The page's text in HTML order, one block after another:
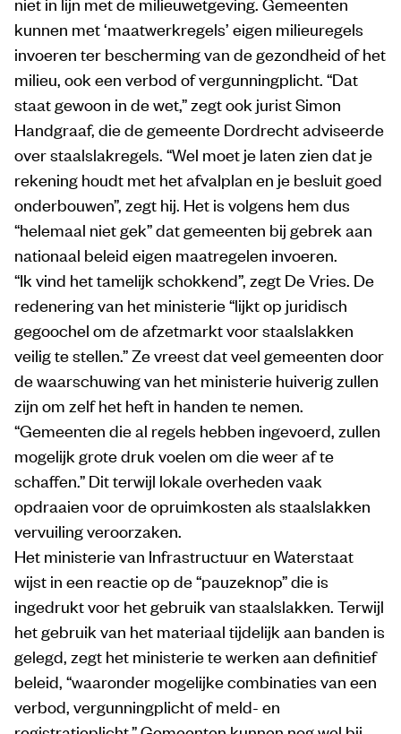
kunnen met ‘maatwerkregels’ eigen milieuregels
invoeren ter bescherming van de gezondheid of het
milieu, ook een verbod of vergunningplicht. “Dat
staat gewoon in de wet,” zegt ook jurist Simon
Handgraaf, die de gemeente Dordrecht adviseerde
over staalslakregels. “Wel moet je laten zien dat je
rekening houdt met het afvalplan en je besluit goed
onderbouwen”, zegt hij. Het is volgens hem dus
“helemaal niet gek” dat gemeenten bij gebrek aan
nationaal beleid eigen maatregelen invoeren.
“Ik vind het tamelijk schokkend”, zegt De Vries. De
redenering van het ministerie “lijkt op juridisch
gegoochel om de afzetmarkt voor staalslakken
veilig te stellen.” Ze vreest dat veel gemeenten door
de waarschuwing van het ministerie huiverig zullen
zijn om zelf het heft in handen te nemen.
“Gemeenten die al regels hebben ingevoerd, zullen
mogelijk grote druk voelen om die weer af te
schaffen.” Dit terwijl lokale overheden vaak
opdraaien voor de opruimkosten als staalslakken
vervuiling veroorzaken.
Het ministerie van Infrastructuur en Waterstaat
wijst in een reactie op de “pauzeknop” die is
ingedrukt voor het gebruik van staalslakken. Terwijl
het gebruik van het materiaal tijdelijk aan banden is
gelegd, zegt het ministerie te werken aan definitief
beleid, “waaronder mogelijke combinaties van een
verbod, vergunningplicht of meld- en